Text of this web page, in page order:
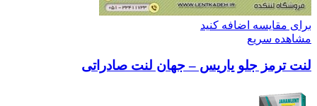
برای مقایسه اضافه کنید
مشاهده سریع
لنت ترمز جلو یاریس – جهان لنت صادراتی